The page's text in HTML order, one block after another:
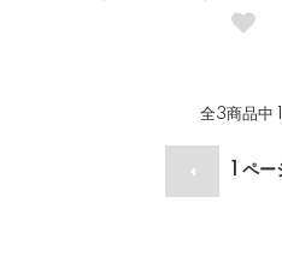
全3商品中
1 ペー